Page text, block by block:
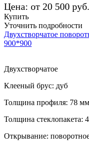
Цена: от 20 500 руб.
Купить
Уточнить подробности
Двухстворчатое
900*900
Двухстворчатое
Клееный брус: дуб
Толщина профиля: 78 мм
Толщина стеклопакета:
Открывание: